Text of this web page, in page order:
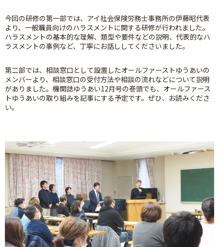
今回の研修の第一部では、アイ社会保険労務士事務所の伊藤昭代表
より、一般職員向けのハラスメントに関する研修が行われました。
ハラスメントの基本的な理解、類型や要件などの説明、代表的なハ
ラスメントの事例など、丁寧にお話ししてくださいました。
第二部では、相談窓口として設置したオールファーストゆうあいの
メンバーより、相談窓口の受付方法や相談の流れなどについて説明
がありました。機関誌ゆうあい12月号の巻頭でも、オールファース
トゆうあいの取り組みを記事にする予定です。ぜひ、お読みくださ
い。